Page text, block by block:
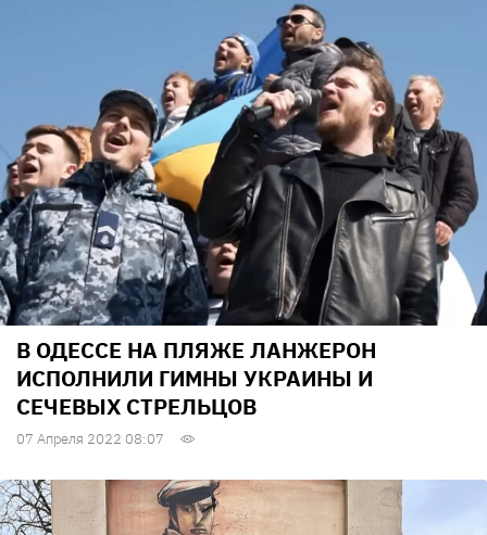
В ОДЕССЕ НА ПЛЯЖЕ ЛАНЖЕРОН
ИСПОЛНИЛИ ГИМНЫ УКРАИНЫ И
СЕЧЕВЫХ СТРЕЛЬЦОВ
07 Апреля 2022 08:07